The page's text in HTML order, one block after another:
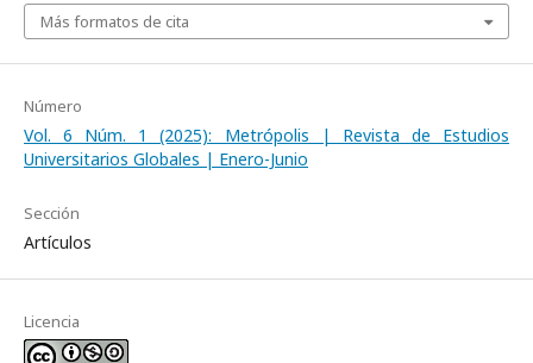
Más formatos de cita
Número
Vol. 6 Núm. 1 (2025): Metrópolis | Revista de Estudios
Universitarios Globales | Enero-Junio
Sección
Artículos
Licencia